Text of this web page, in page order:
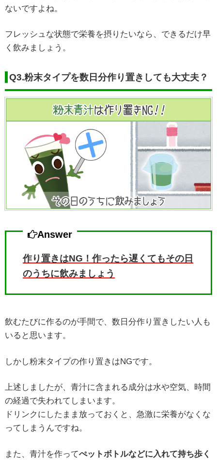
ないですよね。
フレッシュな状態で栄養を摂りたいなら、できるだけ早
く飲みましょう。
Q3.粉末タイプを数日分作り置きしても大丈夫？
Answer
作り置きはNG！作ったら遅くてもその日
のうちに飲みましょう
飲むたびに作るのが手間で、数日分作り置きしたい人も
いると思います。
しかし粉末タイプの作り置きはNGです。
上述しましたが、青汁に含まれる成分は水や空気、時間
の経過で失われてしまいます。
ドリンクにしたまま放っておくと、急激に栄養がなくな
ってしまうんですね。
また、青汁を作ってぺットボトルなどに入れて持ち歩く